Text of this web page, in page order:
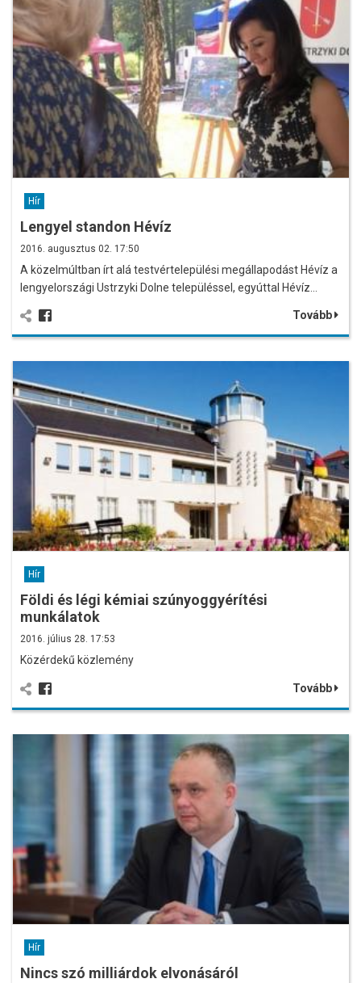
Hír
Lengyel standon Hévíz
2016. augusztus 02. 17:50
A közelmúltban írt alá testvértelepülési megállapodást Hévíz a
lengyelországi Ustrzyki Dolne településsel, egyúttal Hévíz…
Tovább
Hír
Földi és légi kémiai szúnyoggyérítési
munkálatok
2016. július 28. 17:53
Közérdekű közlemény
Tovább
Hír
Nincs szó milliárdok elvonásáról